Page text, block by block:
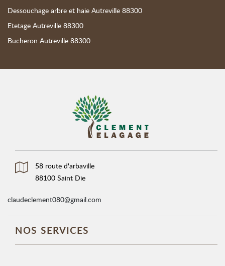
Dessouchage arbre et haie Autreville 88300
Etetage Autreville 88300
Bucheron Autreville 88300
58 route d'arbaville
88100 Saint Die
claudeclement080@gmail.com
NOS SERVICES